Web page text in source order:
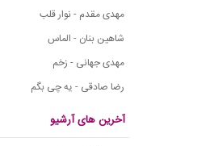
مهدی مقدم - نوار قلب
شاهین بنان - الماس
مهدی جهانی - زخم
رضا صادقی - یه چی بگم
آخرین های آرشیو